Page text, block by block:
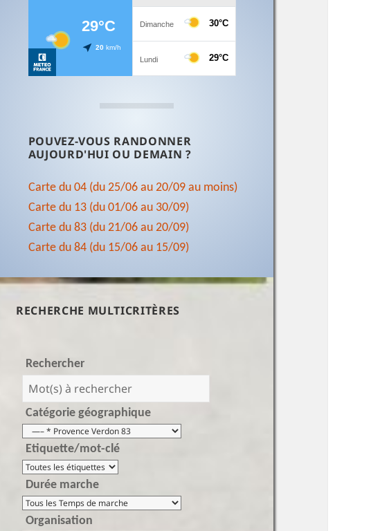
POUVEZ-VOUS RANDONNER
AUJOURD'HUI OU DEMAIN ?
Carte du 04 (du 25/06 au 20/09 au moins)
Carte du 13 (du 01/06 au 30/09)
Carte du 83 (du 21/06 au 20/09)
Carte du 84 (du 15/06 au 15/09)
RECHERCHE MULTICRITÈRES
Rechercher
Catégorie géographique
Etiquette/mot-clé
Durée marche
Organisation